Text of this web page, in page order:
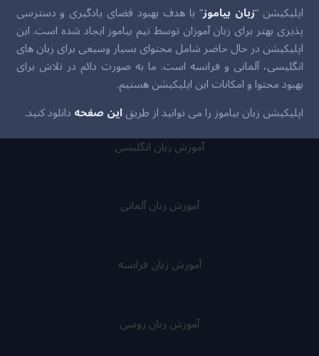
اپلیکیشن “زبان بیاموز” با هدف بهبود فضای یادگیری و دسترسی
پذیری بهتر برای زبان آموزان توسط تیم بیاموز ایجاد شده است. این
اپلیکیشن در حال حاضر شامل محتوای بسیار وسیعی برای زبان های
انگلیسی، آلمانی و فرانسه است. ما به صورت دائم در تلاش برای
بهبود محتوا و امکانات این اپلیکیشن هستیم.
اپلیکیشن زبان بیاموز را می توانید از طریقاین صفحهدانلود کنید.
آموزش زبان انگلیسی
آموزش زبان آلمانی
آموزش زبان فرانسه
آموزش زبان روسی